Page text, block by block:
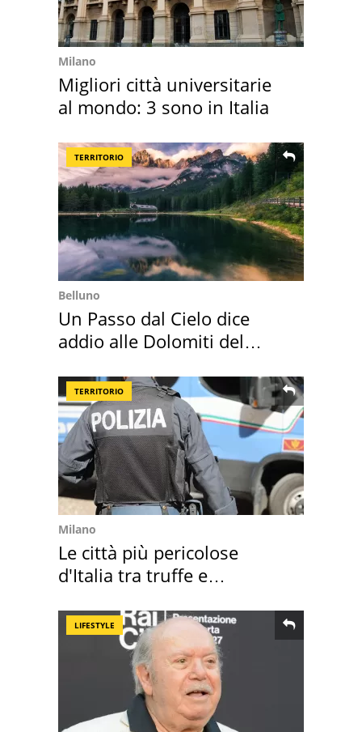
Milano
Migliori città universitarie
al mondo: 3 sono in Italia
TERRITORIO
Belluno
Un Passo dal Cielo dice
addio alle Dolomiti del
TERRITORIO
Milano
Le città più pericolose
d'Italia tra truffe e
LIFESTYLE